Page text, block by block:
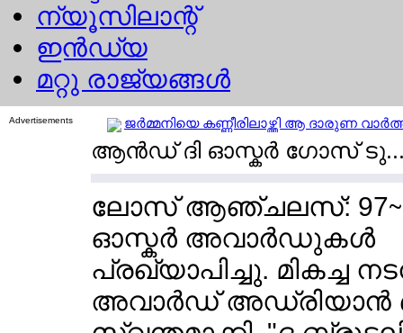
ന്യൂസിലാന്റ്
ഇന്‍ഡ്യ
മറ്റു രാജ്യങ്ങള്‍
Advertisements ജര്‍മ്മനിയെ കണ്ണീരിലാഴ്ത്തി ആ ദാരുണ
ആന്‍ഡ് ദി ഓസ്കര്‍ ഗോസ്
ലോസ് ആഞ്ചലസ്:
ഓസ്കര്‍ അവാര്‍ഡുകള്‍
പ്രഖ്യാപിച്ചു. മികച്ച
അവാര്‍ഡ് അഡ്രിയാന്‍